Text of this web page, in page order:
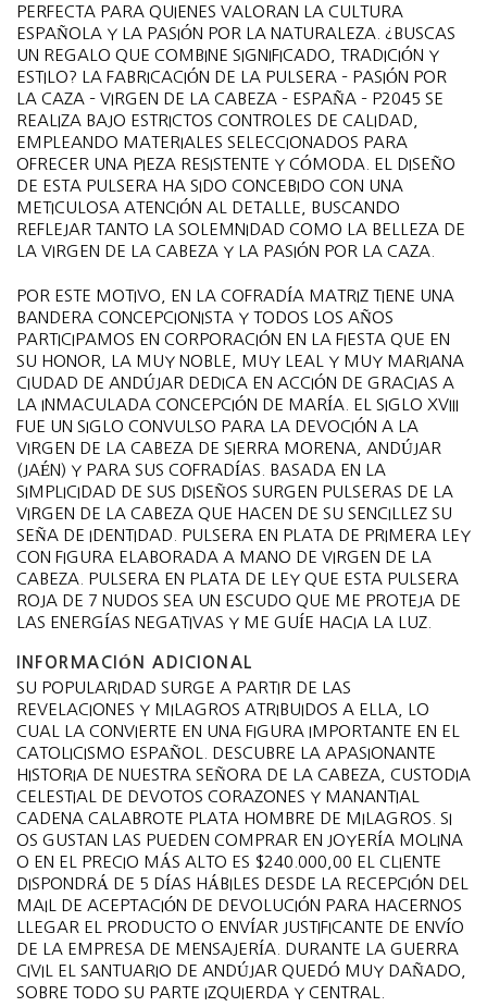
PERFECTA PARA QUIENES VALORAN LA CULTURA
ESPAÑOLA Y LA PASIÓN POR LA NATURALEZA. ¿BUSCAS
UN REGALO QUE COMBINE SIGNIFICADO, TRADICIÓN Y
ESTILO? LA FABRICACIÓN DE LA PULSERA – PASIÓN POR
LA CAZA – VIRGEN DE LA CABEZA – ESPAÑA – P2045 SE
REALIZA BAJO ESTRICTOS CONTROLES DE CALIDAD,
EMPLEANDO MATERIALES SELECCIONADOS PARA
OFRECER UNA PIEZA RESISTENTE Y CÓMODA. EL DISEÑO
DE ESTA PULSERA HA SIDO CONCEBIDO CON UNA
METICULOSA ATENCIÓN AL DETALLE, BUSCANDO
REFLEJAR TANTO LA SOLEMNIDAD COMO LA BELLEZA DE
LA VIRGEN DE LA CABEZA Y LA PASIÓN POR LA CAZA.
POR ESTE MOTIVO, EN LA COFRADÍA MATRIZ TIENE UNA
BANDERA CONCEPCIONISTA Y TODOS LOS AÑOS
PARTICIPAMOS EN CORPORACIÓN EN LA FIESTA QUE EN
SU HONOR, LA MUY NOBLE, MUY LEAL Y MUY MARIANA
CIUDAD DE ANDÚJAR DEDICA EN ACCIÓN DE GRACIAS A
LA INMACULADA CONCEPCIÓN DE MARÍA. EL SIGLO XVIII
FUE UN SIGLO CONVULSO PARA LA DEVOCIÓN A LA
VIRGEN DE LA CABEZA DE SIERRA MORENA, ANDÚJAR
(JAÉN) Y PARA SUS COFRADÍAS. BASADA EN LA
SIMPLICIDAD DE SUS DISEÑOS SURGEN PULSERAS DE LA
VIRGEN DE LA CABEZA QUE HACEN DE SU SENCILLEZ SU
SEÑA DE IDENTIDAD. PULSERA EN PLATA DE PRIMERA LEY
CON FIGURA ELABORADA A MANO DE VIRGEN DE LA
CABEZA. PULSERA EN PLATA DE LEY QUE ESTA PULSERA
ROJA DE 7 NUDOS SEA UN ESCUDO QUE ME PROTEJA DE
LAS ENERGÍAS NEGATIVAS Y ME GUÍE HACIA LA LUZ.
INFORMACIÓN ADICIONAL
SU POPULARIDAD SURGE A PARTIR DE LAS
REVELACIONES Y MILAGROS ATRIBUIDOS A ELLA, LO
CUAL LA CONVIERTE EN UNA FIGURA IMPORTANTE EN EL
CATOLICISMO ESPAÑOL. DESCUBRE LA APASIONANTE
HISTORIA DE NUESTRA SEÑORA DE LA CABEZA, CUSTODIA
CELESTIAL DE DEVOTOS CORAZONES Y MANANTIAL
CADENA CALABROTE PLATA HOMBRE DE MILAGROS. SI
OS GUSTAN LAS PUEDEN COMPRAR EN JOYERÍA MOLINA
O EN EL PRECIO MÁS ALTO ES $240.000,00 EL CLIENTE
DISPONDRÁ DE 5 DÍAS HÁBILES DESDE LA RECEPCIÓN DEL
MAIL DE ACEPTACIÓN DE DEVOLUCIÓN PARA HACERNOS
LLEGAR EL PRODUCTO O ENVÍAR JUSTIFICANTE DE ENVÍO
DE LA EMPRESA DE MENSAJERÍA. DURANTE LA GUERRA
CIVIL EL SANTUARIO DE ANDÚJAR QUEDÓ MUY DAÑADO,
SOBRE TODO SU PARTE IZQUIERDA Y CENTRAL.